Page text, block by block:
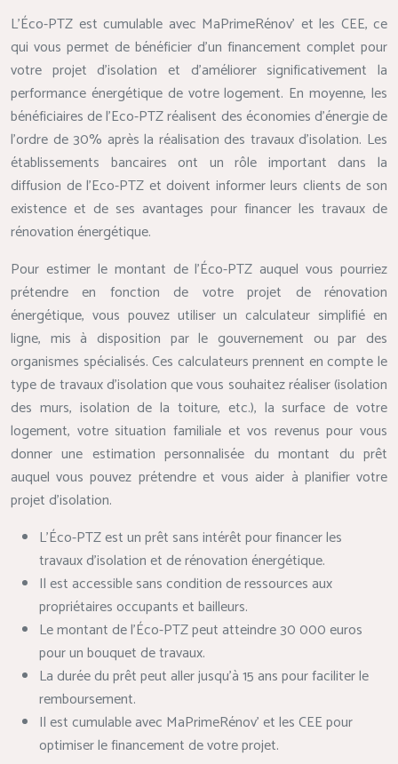
L’Éco-PTZ est cumulable avec MaPrimeRénov’ et les CEE, ce
qui vous permet de bénéficier d’un financement complet pour
votre projet d’isolation et d’améliorer significativement la
performance énergétique de votre logement. En moyenne, les
bénéficiaires de l’Eco-PTZ réalisent des économies d’énergie de
l’ordre de 30% après la réalisation des travaux d’isolation. Les
établissements bancaires ont un rôle important dans la
diffusion de l’Eco-PTZ et doivent informer leurs clients de son
existence et de ses avantages pour financer les travaux de
rénovation énergétique.
Pour estimer le montant de l’Éco-PTZ auquel vous pourriez
prétendre en fonction de votre projet de rénovation
énergétique, vous pouvez utiliser un calculateur simplifié en
ligne, mis à disposition par le gouvernement ou par des
organismes spécialisés. Ces calculateurs prennent en compte le
type de travaux d’isolation que vous souhaitez réaliser (isolation
des murs, isolation de la toiture, etc.), la surface de votre
logement, votre situation familiale et vos revenus pour vous
donner une estimation personnalisée du montant du prêt
auquel vous pouvez prétendre et vous aider à planifier votre
projet d’isolation.
L’Éco-PTZ est un prêt sans intérêt pour financer les
travaux d’isolation et de rénovation énergétique.
Il est accessible sans condition de ressources aux
propriétaires occupants et bailleurs.
Le montant de l’Éco-PTZ peut atteindre 30 000 euros
pour un bouquet de travaux.
La durée du prêt peut aller jusqu’à 15 ans pour faciliter le
remboursement.
Il est cumulable avec MaPrimeRénov’ et les CEE pour
optimiser le financement de votre projet.